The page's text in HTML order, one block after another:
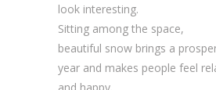
look interesting.
Sitting among the space,
beautiful snow brings a
year and makes people feel